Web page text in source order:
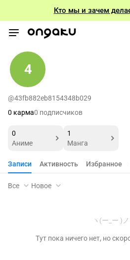
Кто мы и зачем
4
@43fb882eb8154348b029
0 карма0 подписчиков
0
Аниме
1
Манга
Записи Активность Избранное
Все Новое
ヽ(ー_ー )ノ
Тут пока ничего нет, но